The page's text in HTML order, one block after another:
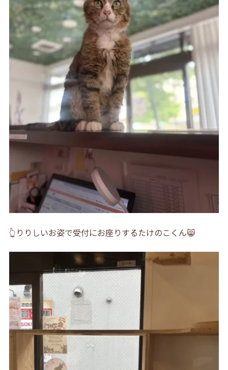
👆りりしいお姿で受付にお座りするたけのこくん😸